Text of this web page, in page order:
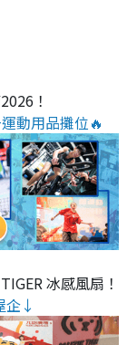
！
動用品攤位🔥
冰感風扇！
企↓